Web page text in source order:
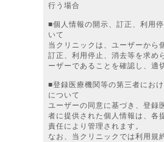
行う場合
■個人情報の開示、訂正、利用
いて
当クリニックは、ユーザーから
訂正、利用停止、消去等を求め
ーザーであることを確認し、適
■登録医療機関等の第三者にお
について
ユーザーの同意に基づき、登録
者に提供された個人情報は、各
責任により管理されます。
なお、当クリニックでは利用規